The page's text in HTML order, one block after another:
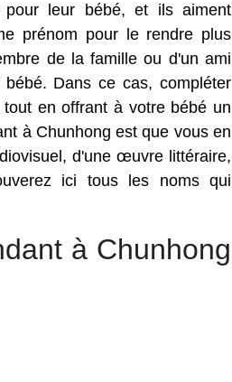
pour leur bébé, et ils aiment
prénom pour le rendre plus
de la famille ou d'un ami
Dans ce cas, compléter
en offrant à votre bébé un
à Chunhong est que vous en
d'une œuvre littéraire,
ici tous les noms qui
à Chunhong